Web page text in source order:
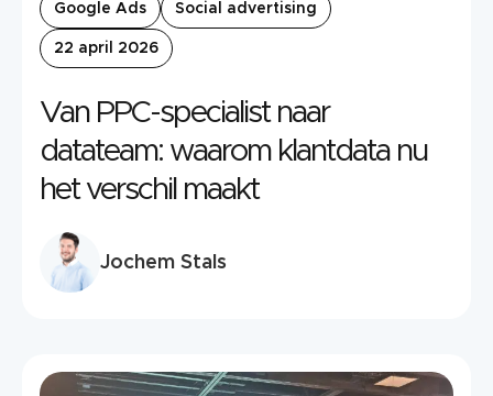
Google Ads Social advertising
22 april 2026
Van PPC-specialist naar
datateam: waarom klantdata nu
het verschil maakt
Jochem Stals